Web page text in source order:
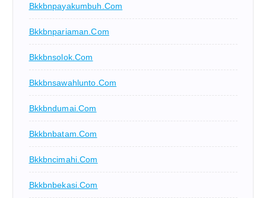
Bkkbnpayakumbuh.com
Bkkbnpariaman.com
Bkkbnsolok.com
Bkkbnsawahlunto.com
Bkkbndumai.com
Bkkbnbatam.com
Bkkbncimahi.com
Bkkbnbekasi.com